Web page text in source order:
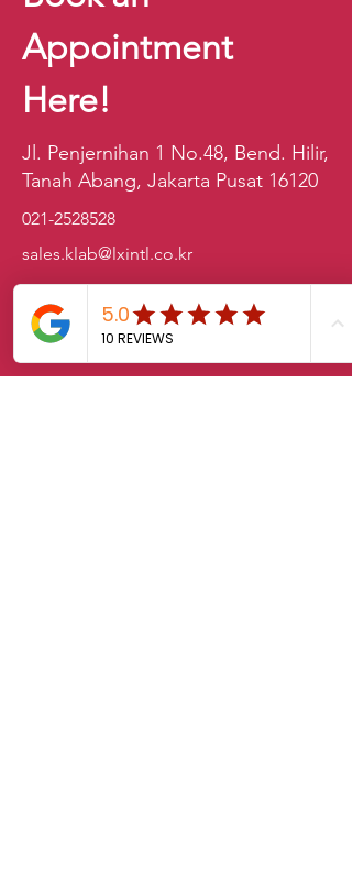
Appointment
Here!
Jl. Penjernihan 1 No.48, Bend. Hilir,
Tanah Abang, Jakarta Pusat 16120
021-2528528
sales.klab@lxintl.co.kr